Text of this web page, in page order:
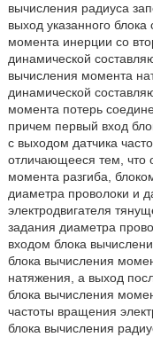
вычисления радиуса
выход указанного
момента инерции со
динамической
вычисления момента
динамической
момента потерь
причем первый вход
с выходом датчика
отличающееся тем, что
момента разгиба,
диаметра проволоки и
электродвигателя
задания диаметра
входом блока
блока вычисления
натяжения, а выход
блока вычисления
частоты вращения
блока вычисления